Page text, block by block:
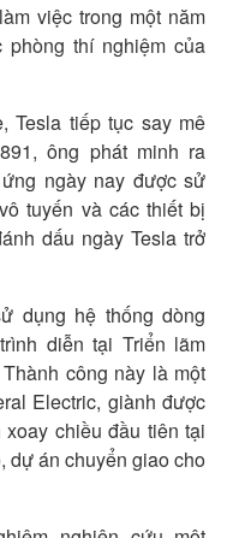
việc trong một năm
thí nghiệm của
Tesla tiếp tục say mê
ông phát minh ra
ngày nay được sử
tuyến và các thiết bị
dấu ngày Tesla trở
dụng hệ thống dòng
diễn tại Triển lãm
công này là một
Electric, giành được
chiều đầu tiên tại
dự án chuyển giao cho